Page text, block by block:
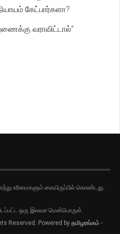
கேட்பார்களா?
வராவிட்டால்”
உரிமைகளும் கையிருப்பில் கொண்டது.
ஒரு இலவச மென்பொருள்.
Reserved. Powered by தமிழரங்கம் -